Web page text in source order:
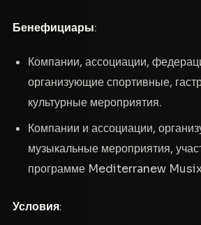
Бенефициары:
Компании, ассоциации,
организующие спортивные,
культурные мероприятия.
Компании и ассоциации,
музыкальные мероприятия,
программе Mediterranew
Условия: